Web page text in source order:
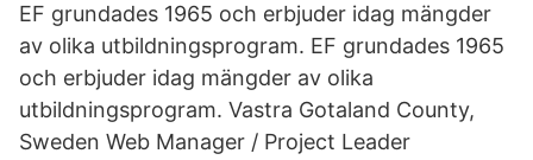
EF grundades 1965 och erbjuder idag mängder
av olika utbildningsprogram. EF grundades 1965
och erbjuder idag mängder av olika
utbildningsprogram. Vastra Gotaland County,
Sweden Web Manager / Project Leader